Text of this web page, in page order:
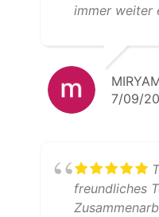
immer weiter
7/09/
freundliches